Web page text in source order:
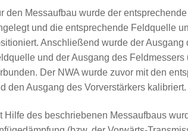
den Messaufbau wurde der
und die entsprechende Feldquelle
Anschließend wurde der
und der Ausgang des
Der NWA wurde zuvor mit den
den Ausgang des Vorverstärkers kalibriert.
Hilfe des beschriebenen Messaufbaus